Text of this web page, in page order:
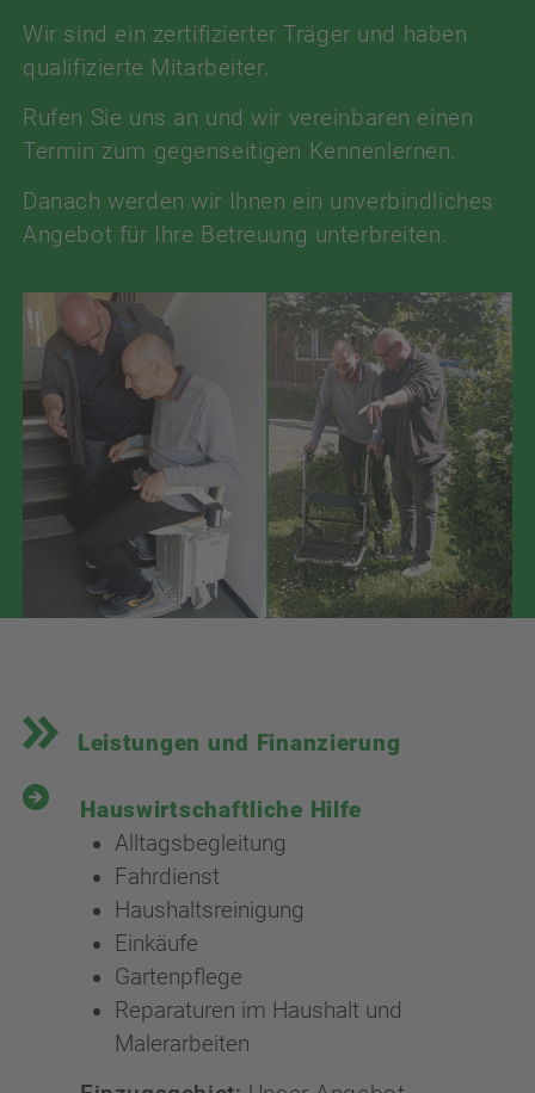
Wir sind ein zertifizierter Träger und haben
qualifizierte Mitarbeiter.
Rufen Sie uns an und wir vereinbaren einen
Termin zum gegenseitigen Kennenlernen.
Danach werden wir Ihnen ein unverbindliches
Angebot für Ihre Betreuung unterbreiten.
Leistungen und Finanzierung
Hauswirtschaftliche Hilfe
Alltagsbegleitung
Fahrdienst
Haushaltsreinigung
Einkäufe
Gartenpflege
Reparaturen im Haushalt und
Malerarbeiten